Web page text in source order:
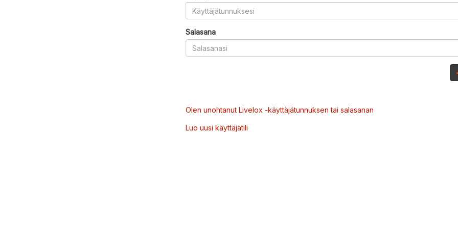
Salasana
Olen unohtanut Livelox -käyttäjätunnuksen tai salasanan
Luo uusi käyttäjätili